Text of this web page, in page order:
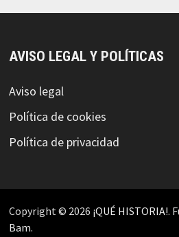
AVISO LEGAL Y POLÍTICAS
Aviso legal
Política de cookies
Política de privacidad
Copyright © 2026 ¡QUÉ HISTORIA!.
Bam.